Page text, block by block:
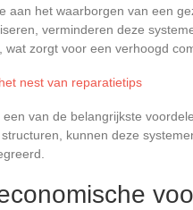
aan het waarborgen van een
verminderen deze
zorgt voor een verhoogd
nest van reparatietips
van de belangrijkste
kunnen deze